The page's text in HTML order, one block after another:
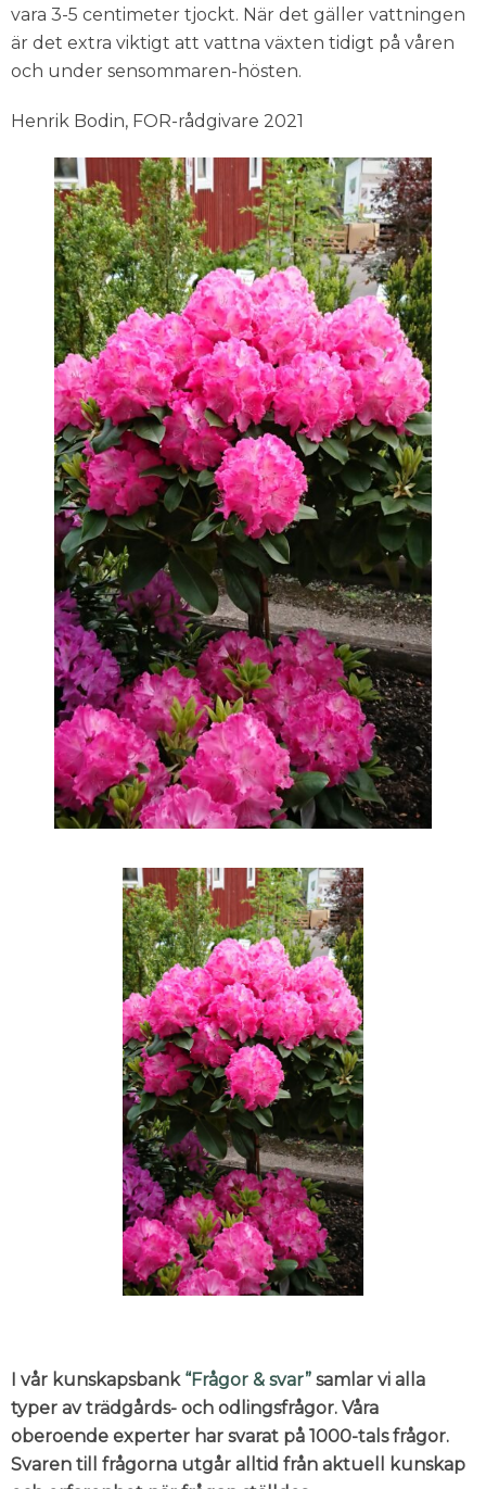
vara 3-5 centimeter tjockt. När det gäller vattningen
är det extra viktigt att vattna växten tidigt på våren
och under sensommaren-hösten.
Henrik Bodin, FOR-rådgivare 2021
I vår kunskapsbank “Frågor & svar” samlar vi alla
typer av trädgårds- och odlingsfrågor. Våra
oberoende experter har svarat på 1000-tals frågor.
Svaren till frågorna utgår alltid från aktuell kunskap